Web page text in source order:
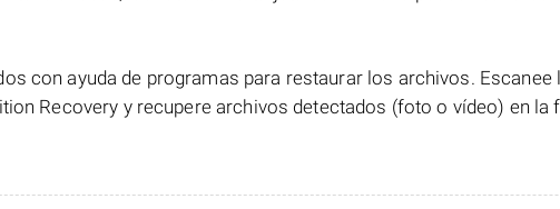
con ayuda de programas para restaurar los archivos. Escanee
Recovery y recupere archivos detectados (foto o vídeo) en la